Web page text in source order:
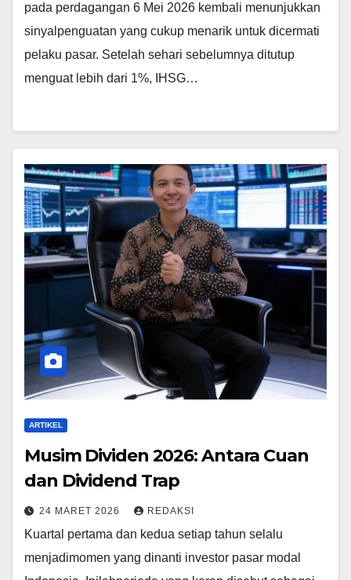
pada perdagangan 6 Mei 2026 kembali menunjukkan
sinyalpenguatan yang cukup menarik untuk dicermati
pelaku pasar. Setelah sehari sebelumnya ditutup
menguat lebih dari 1%, IHSG…
ARTIKEL
Musim Dividen 2026: Antara Cuan
dan Dividend Trap
24 MARET 2026 REDAKSI
Kuartal pertama dan kedua setiap tahun selalu
menjadimomen yang dinanti investor pasar modal